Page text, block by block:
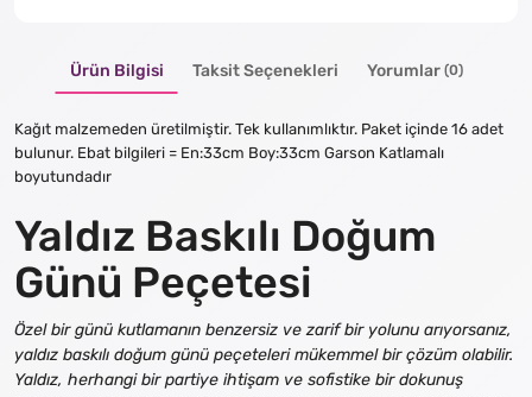
Ürün Bilgisi Taksit Seçenekleri Yorumlar (0)
Kağıt malzemeden üretilmiştir. Tek kullanımlıktır. Paket içinde 16 adet
bulunur. Ebat bilgileri = En:33cm Boy:33cm Garson Katlamalı
boyutundadır
Yaldız Baskılı Doğum
Günü Peçetesi
Özel bir günü kutlamanın benzersiz ve zarif bir yolunu arıyorsanız,
yaldız baskılı doğum günü peçeteleri mükemmel bir çözüm olabilir.
Yaldız, herhangi bir partiye ihtişam ve sofistike bir dokunuş